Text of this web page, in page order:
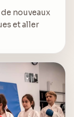
nouveaux
et aller